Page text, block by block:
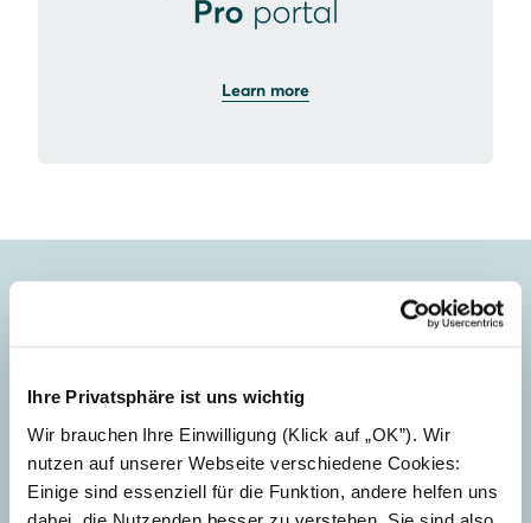
Ihre Privatsphäre ist uns wichtig
Wir brauchen Ihre Einwilligung (Klick auf „OK”). Wir
nutzen auf unserer Webseite verschiedene Cookies:
Einige sind essenziell für die Funktion, andere helfen uns
Learn more